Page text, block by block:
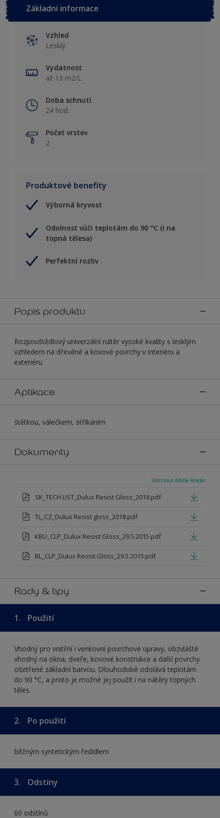
Základní informace
Vzhled
Lesklý
Vydatnost
až 13 m2/L.
Doba schnutí
24 hod.
Počet vrstev
2
Produktové benefity
Výborná kryvost
Odolnost vůči teplotám do 90 °C (i na
topná tělesa)
Perfektní rozliv
Popis produktu
Rozpouštědlový univerzální nátěr vysoké kvality s lesklým
vzhledem na dřevěné a kovové povrchy v interiéru a
exteriéru.
Aplikace
štětkou, válečkem, stříkáním
Dokumenty
Stáhnout Adobe Reader
SK_TECH LIST_Dulux Resist Gloss_2018.pdf
TL_CZ_Dulux Resist gloss_2018.pdf
KBU_CLP_Dulux Resist Gloss_29.5.2015.pdf
BL_CLP_Dulux Resist Gloss_29.5.2015.pdf
Rady & tipy
1. Použití
Vhodný pro vnitřní i venkovní povrchové úpravy, obzvláště
vhodný na okna, dveře, kovové konstrukce a další povrchy
ošetřené základní barvou. Dlouhodobě odolává teplotám
do 90 °C, a proto je možné jej použít i na nátěry topných
těles.
2. Po použití
běžným syntetickým ředidlem
3. Odstíny
60 odstínů